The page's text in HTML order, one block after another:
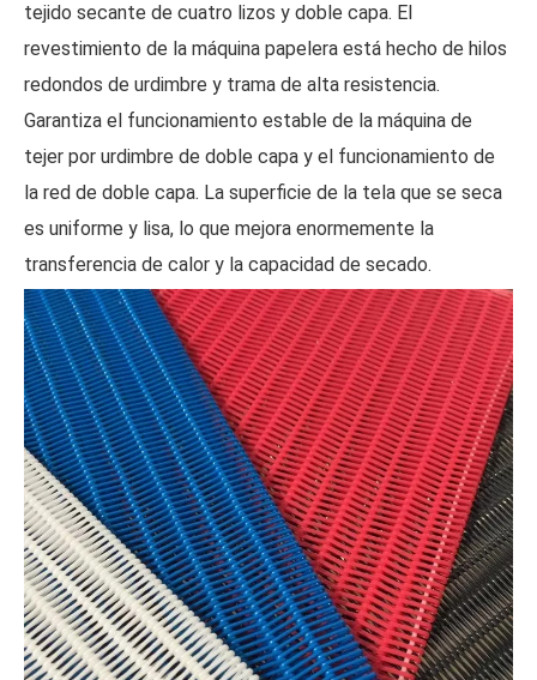
tejido secante de cuatro lizos y doble capa. El
revestimiento de la máquina papelera está hecho de hilos
redondos de urdimbre y trama de alta resistencia.
Garantiza el funcionamiento estable de la máquina de
tejer por urdimbre de doble capa y el funcionamiento de
la red de doble capa. La superficie de la tela que se seca
es uniforme y lisa, lo que mejora enormemente la
transferencia de calor y la capacidad de secado.